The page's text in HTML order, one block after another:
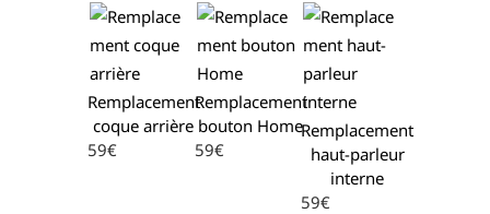
Remplacement
coque arrière
59€
Remplacement
bouton Home
59€
Remplacement
haut-parleur
interne
59€